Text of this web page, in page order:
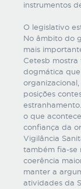
instrumentos
O legislativo
No âmbito do
mais
Cetesb mostra
dogmática
posições
o que
confiança da
Vigilância
também fia-se
coerência
manter a
atividades da